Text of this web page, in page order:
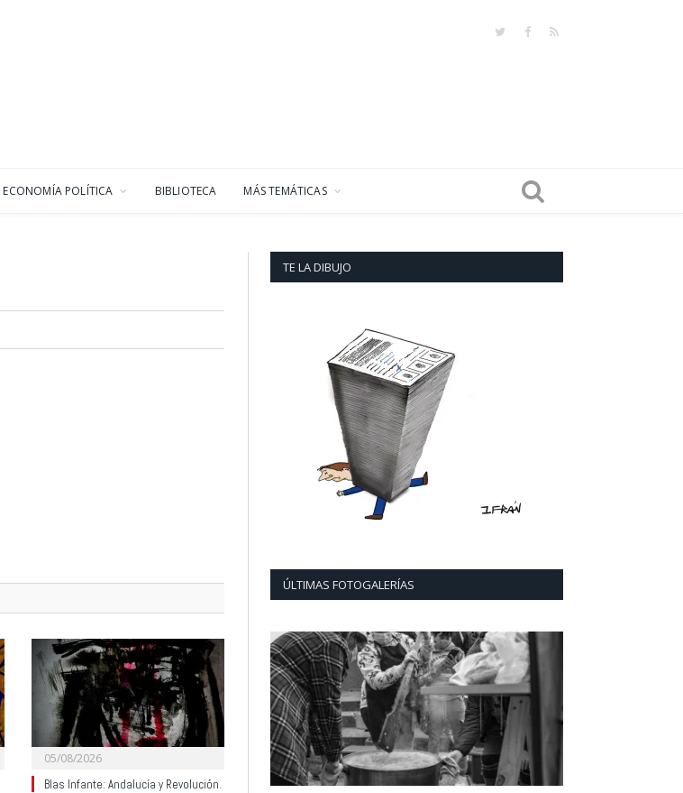
TwitterFacebook
RSS
ECONOMÍA POLÍTICA BIBLIOTECA MÁS TEMÁTICAS
05/08/2026
Blas Infante: Andalucía y Revolución.
TE LA DIBUJO
ÚLTIMAS FOTOGALERÍAS